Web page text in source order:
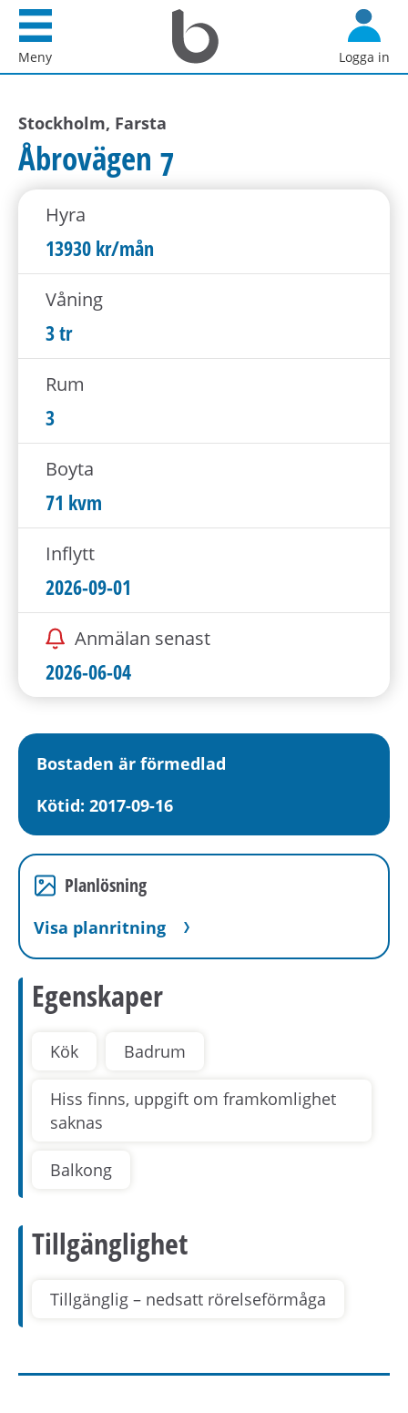
d
t
n
t
Meny
Startsida
Bostadsförmedlingen
i
Logga in
Stockholm, Farsta
Åbrovägen 7
Hyra
13930 kr/mån
Våning
3 tr
Rum
3
Boyta
71 kvm
Inflytt
2026-09-01
Anmälan senast
2026-06-04
Bostaden är förmedlad
Kötid: 2017-09-16
Planlösning
Visa planritning
Egenskaper
Kök Badrum
Hiss finns, uppgift om framkomlighet
saknas
Balkong
Tillgänglighet
Tillgänglig – nedsatt rörelseförmåga